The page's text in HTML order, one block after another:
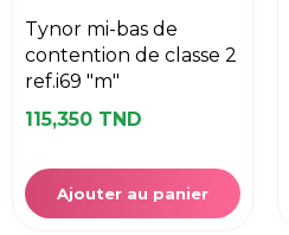
tynor mi-bas de
contention de classe 2
ref.i69 "m"
115,350 TND
Ajouter au panier